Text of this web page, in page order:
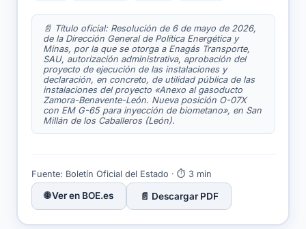
📄 Título oficial: Resolución de 6 de mayo de 2026,
de la Dirección General de Política Energética y
Minas, por la que se otorga a Enagás Transporte,
SAU, autorización administrativa, aprobación del
proyecto de ejecución de las instalaciones y
declaración, en concreto, de utilidad pública de las
instalaciones del proyecto «Anexo al gasoducto
Zamora-Benavente-León. Nueva posición O-07X
con EM G-65 para inyección de biometano», en San
Millán de los Caballeros (León).
Fuente: Boletín Oficial del Estado · ⏱ 3 min
🌐 Ver en BOE.es 📄 Descargar PDF